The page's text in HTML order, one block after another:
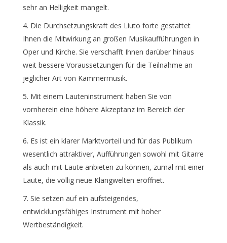
sehr an Helligkeit mangelt.
Die Durchsetzungskraft des Liuto forte gestattet
Ihnen die Mitwirkung an großen Musikaufführungen in
Oper und Kirche. Sie verschafft Ihnen darüber hinaus
weit bessere Voraussetzungen für die Teilnahme an
jeglicher Art von Kammermusik.
Mit einem Lauteninstrument haben Sie von
vornherein eine höhere Akzeptanz im Bereich der
Klassik.
Es ist ein klarer Marktvorteil und für das Publikum
wesentlich attraktiver, Aufführungen sowohl mit Gitarre
als auch mit Laute anbieten zu können, zumal mit einer
Laute, die völlig neue Klangwelten eröffnet.
Sie setzen auf ein aufsteigendes,
entwicklungsfähiges Instrument mit hoher
Wertbeständigkeit.